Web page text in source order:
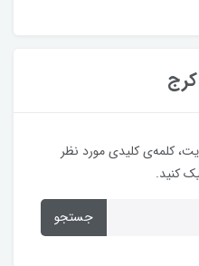
کلمه‌ی کلیدی مورد نظر
کنید.
جستجو